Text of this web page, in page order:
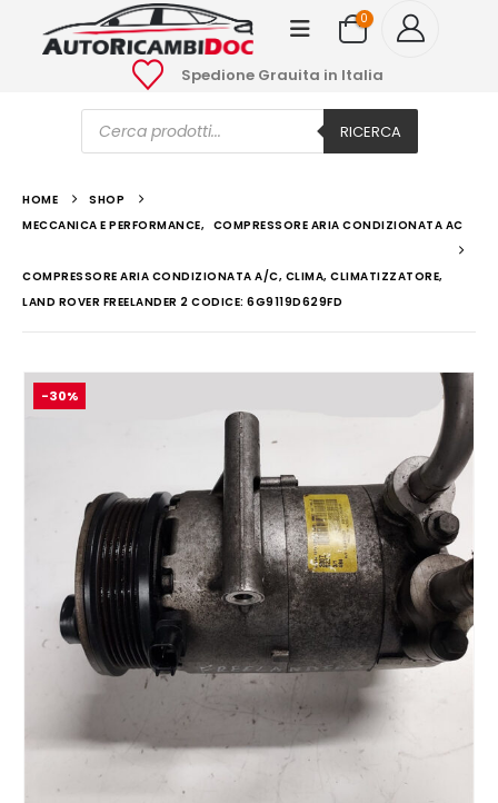
0
Spedione Grauita in Italia
Ricerca
prodotti RICERCA
HOME
SHOP
MECCANICA E PERFORMANCE, COMPRESSORE ARIA CONDIZIONATA AC
COMPRESSORE ARIA CONDIZIONATA A/C, CLIMA, CLIMATIZZATORE,
LAND ROVER FREELANDER 2 CODICE: 6G9119D629FD
-30%